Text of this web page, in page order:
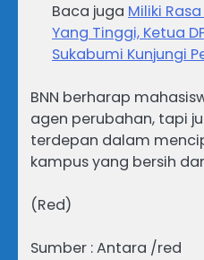
Baca juga Miliki
Yang Tinggi, Ketua
Sukabumi Kunjungi
BNN berharap
agen perubahan, tapi
terdepan dalam
kampus yang bersih
(Red)
Sumber : Antara /red